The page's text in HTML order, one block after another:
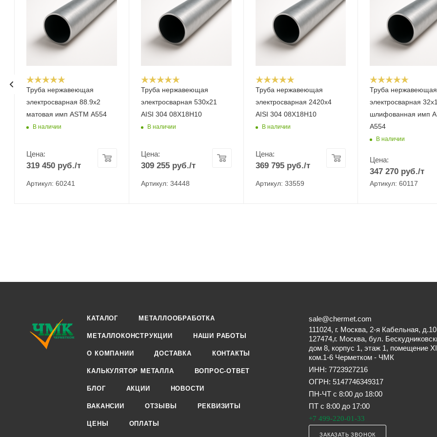
Труба нержавеющая
электросварная 88.9x2
матовая имп ASTM A554
В наличии
Цена:
319 450 руб./т
Артикул: 60241
Труба нержавеющая
электросварная 530х21
AISI 304 08Х18Н10
В наличии
Цена:
309 255руб./т
Артикул: 34448
Труба нержавеющая
электросварная 2420х4
AISI 304 08Х18Н10
В наличии
Цена:
369 795руб./т
Артикул: 33559
Труба нержавеющая
электросварная
шлифованная имп
A554
В наличии
Цена:
347 270 руб./т
Артикул: 60117
КАТАЛОГ МЕТАЛЛООБРАБОТКА
МЕТАЛЛОКОНСТРУКЦИИ НАШИ РАБОТЫ
О КОМПАНИИ ДОСТАВКА КОНТАКТЫ
КАЛЬКУЛЯТОР МЕТАЛЛА ВОПРОС-ОТВЕТ
БЛОГ АКЦИИ НОВОСТИ
ВАКАНСИИ ОТЗЫВЫ РЕКВИЗИТЫ
ЦЕНЫ ОПЛАТЫ
sale@chermet.com
111024, г. Москва, 2-я Кабельная, д.10
127474,г. Москва, бул.
дом 8, корпус 1, этаж 1, помещение
ком.1-6 Черметком - ЧМК
ИНН: 7723927216
ОГРН: 5147746349317
ПН-ЧТ с 8:00 до 18:00
ПТ с 8:00 до 17:00
+7 499-220-01-33
ЗАКАЗАТЬ ЗВОНОК